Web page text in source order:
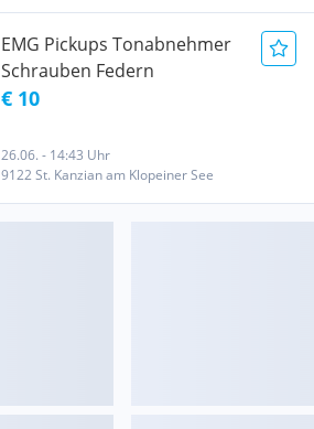
EMG Pickups Tonabnehmer
Schrauben Federn
€ 10
26.06. - 14:43 Uhr
9122 St. Kanzian am Klopeiner See